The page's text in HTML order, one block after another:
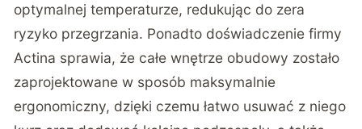
optymalnej temperaturze, redukując do zera
ryzyko przegrzania. Ponadto doświadczenie firmy
Actina sprawia, że całe wnętrze obudowy zostało
zaprojektowane w sposób maksymalnie
ergonomiczny, dzięki czemu łatwo usuwać z niego